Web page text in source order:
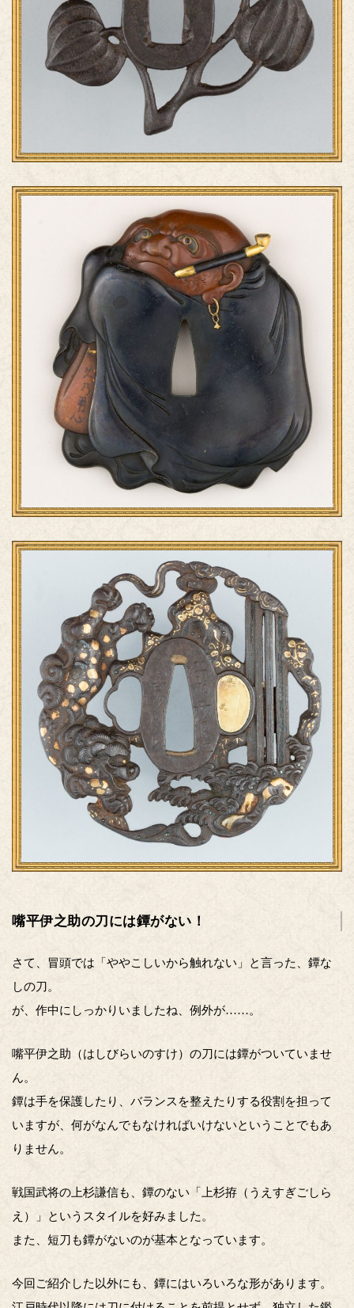
嘴平伊之助の刀には鐔がない！
さて、冒頭では「ややこしいから触れない」と言った、鐔な
しの刀。
が、作中にしっかりいましたね、例外が……。
嘴平伊之助（はしびらいのすけ）の刀には鐔がついていませ
ん。
鐔は手を保護したり、バランスを整えたりする役割を担って
いますが、何がなんでもなければいけないということでもあ
りません。
戦国武将の上杉謙信も、鐔のない「上杉拵（うえすぎごしら
え）」というスタイルを好みました。
また、短刀も鐔がないのが基本となっています。
今回ご紹介した以外にも、鐔にはいろいろな形があります。